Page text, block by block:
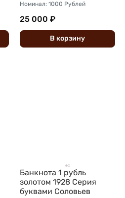
Номинал: 1000 Рублей
25 000 ₽
В корзину
Банкнота 1 рубль
золотом 1928 Серия
буквами Соловьев